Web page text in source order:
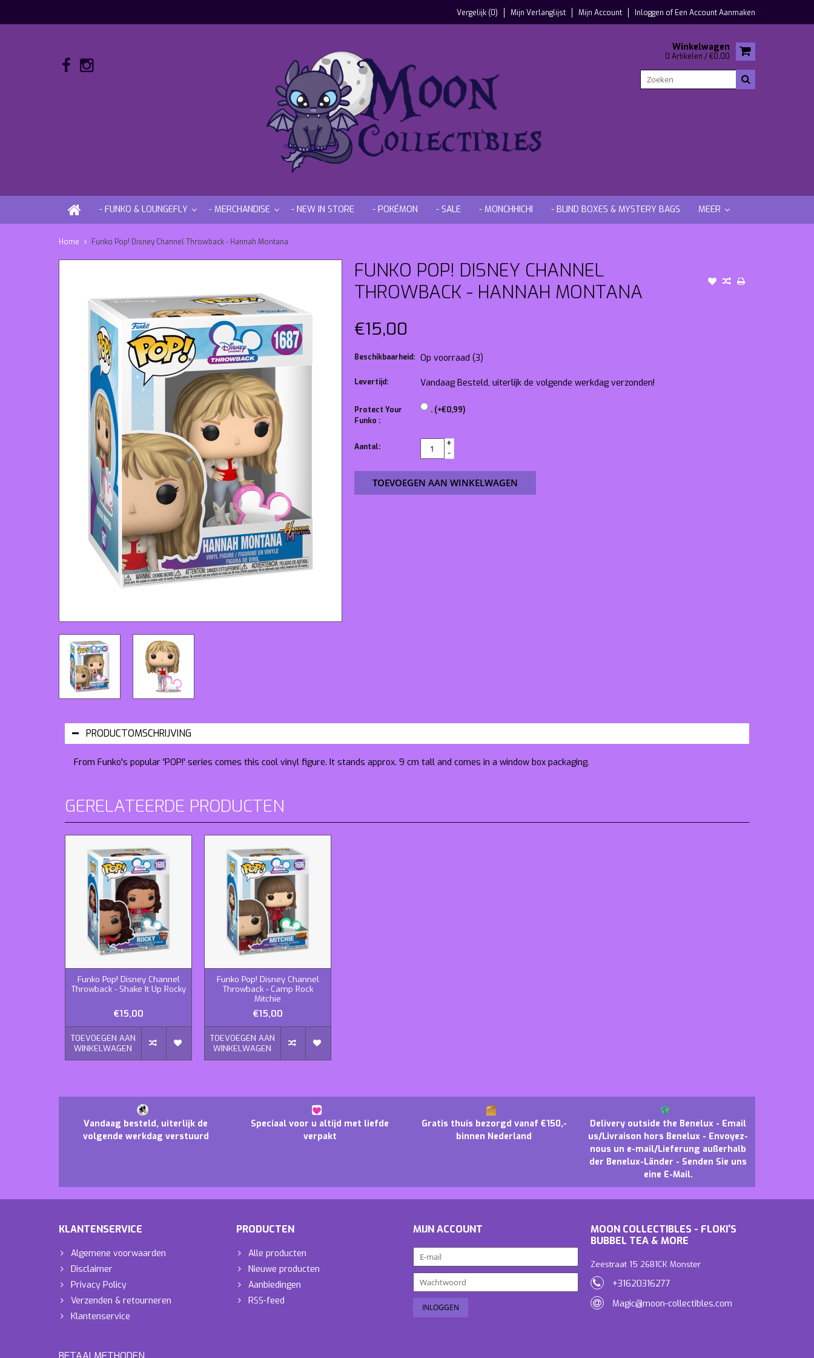
Vergelijk (0) Mijn Verlanglijst Mijn Account Inloggen ofEen Account Aanmaken
Winkelwagen
0 Artikelen / €0,00
- FUNKO & LOUNGEFLY - MERCHANDISE - NEW IN STORE - POKÉMON - SALE - MONCHHICHI - BLIND BOXES & MYSTERY BAGS MEER
Home Funko Pop! Disney Channel Throwback - Hannah Montana
FUNKO POP! DISNEY CHANNEL
THROWBACK - HANNAH MONTANA
€15,00
Beschikbaarheid: Op voorraad (3)
Levertijd: Vandaag Besteld, uiterlijk de volgende werkdag verzonden!
Protect Your
Funko :
. (+€0,99)
Aantal:
+
-
TOEVOEGEN AAN WINKELWAGEN
PRODUCTOMSCHRIJVING
From Funko's popular 'POP!' series comes this cool vinyl figure. It stands approx. 9 cm tall and comes in a window box packaging.
GERELATEERDE PRODUCTEN
Funko Pop! Disney Channel
Throwback - Shake It Up Rocky
€15,00
TOEVOEGEN AAN
WINKELWAGEN
Funko Pop! Disney Channel
Throwback - Camp Rock
Mitchie
€15,00
TOEVOEGEN AAN
WINKELWAGEN
Vandaag besteld, uiterlijk de
volgende werkdag verstuurd
Speciaal voor u altijd met liefde
verpakt
Gratis thuis bezorgd vanaf €150,-
binnen Nederland
Delivery outside the Benelux - Email
us/Livraison hors Benelux - Envoyez-
nous un e-mail/Lieferung außerhalb
der Benelux-Länder - Senden Sie uns
eine E-Mail.
KLANTENSERVICE
Algemene voorwaarden
Disclaimer
Privacy Policy
Verzenden & retourneren
Klantenservice
PRODUCTEN
Alle producten
Nieuwe producten
Aanbiedingen
RSS-feed
MIJN ACCOUNT
MOON COLLECTIBLES - FLOKI'S
BUBBEL TEA & MORE
Zeestraat 15 2681CK Monster
+31620316277
Magic@moon-collectibles.com